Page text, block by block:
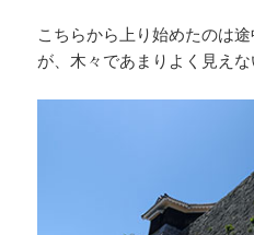
こちらから上り始めたのは
が、木々であまりよく見えな